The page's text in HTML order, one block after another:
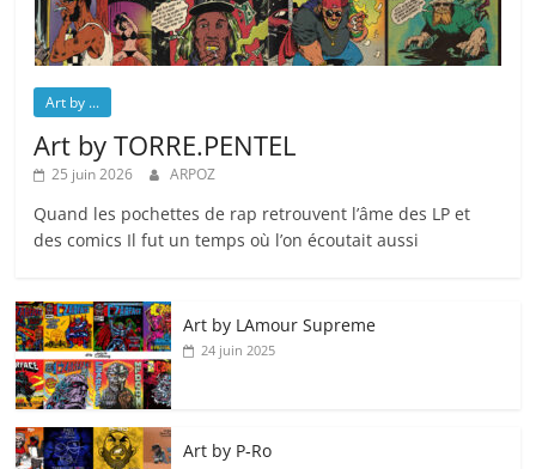
Art by ...
Art by TORRE.PENTEL
25 juin 2026 ARPOZ
Quand les pochettes de rap retrouvent l’âme des LP et
des comics Il fut un temps où l’on écoutait aussi
Art by LAmour Supreme
24 juin 2025
Art by P‑Ro